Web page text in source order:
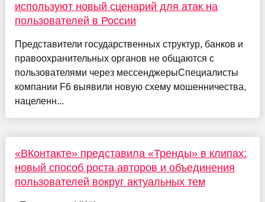
используют новый сценарий для атак на
пользователей в России
Представители государственных структур, банков и
правоохранительных органов не общаются с
пользователями через мессенджерыСпециалисты
компании F6 выявили новую схему мошенничества,
нацеленн...
«ВКонтакте» представила «Тренды» в клипах:
новый способ роста авторов и объединения
пользователей вокруг актуальных тем